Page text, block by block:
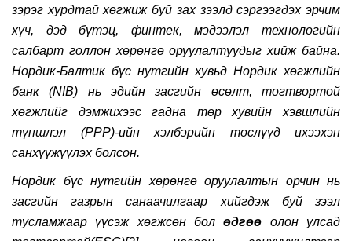
зэрэг хурдтай хөгжиж буй зах зээлд сэргээгдэх эрчим
хүч, дэд бүтэц, финтек, мэдээлэл технологийн
салбарт голлон хөрөнгө оруулалтуудыг хийж байна.
Нордик-Балтик бүс нутгийн хувьд Нордик хөгжлийн
банк (NIB) нь эдийн засгийн өсөлт, тогтвортой
хөгжлийг дэмжихээс гадна төр хувийн хэвшлийн
түншлэл (PPP)-ийн хэлбэрийн төслүүд ихээхэн
санхүүжүүлэх болсон.
Нордик бүс нутгийн хөрөнгө оруулалтын орчин нь
засгийн газрын санаачилгаар хийгдэж буйзээл
тусламжаар үүсэж хөгжсөн болөдгөө олон улсад